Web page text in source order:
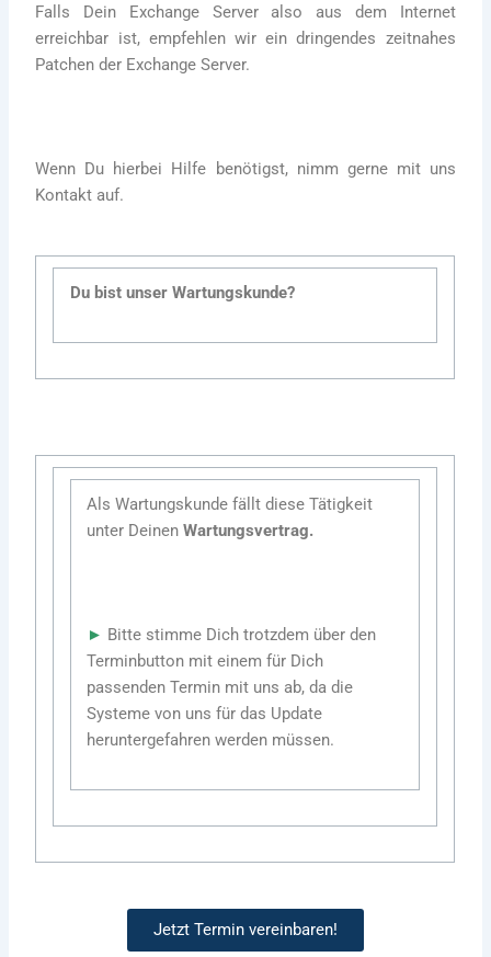
Falls Dein Exchange Server also aus dem Internet
erreichbar ist, empfehlen wir ein dringendes zeitnahes
Patchen der Exchange Server.
Wenn Du hierbei Hilfe benötigst, nimm gerne mit uns
Kontakt auf.
Du bist unser Wartungskunde?
Als Wartungskunde fällt diese Tätigkeit
unter DeinenWartungsvertrag.
► Bitte stimme Dich trotzdem über den
Terminbutton mit einem für Dich
passenden Termin mit uns ab, da die
Systeme von uns für das Update
heruntergefahren werden müssen.
Jetzt Termin vereinbaren!